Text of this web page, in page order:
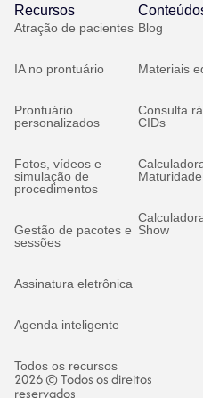
Recursos
Atração de pacientes
IA no prontuário
Prontuário
personalizados
Fotos, vídeos e
simulação de
procedimentos
Gestão de pacotes e
sessões
Assinatura eletrônica
Agenda inteligente
Todos os recursos
Blog
Materiais
Consulta
CIDs
Maturidade
Show
2026 © Todos os direitos
reservados